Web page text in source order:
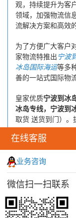
观，持续提升为客
领域，加强物流信
流解决方案和高效
为了方便广大客户
家物流特推出宁波
冰岛国际海运等多
善的一站式国际物
皇家优质宁波到冰
冰岛专线，宁波到
取货 送货到门）。
宁波到冰岛物流专
宁波到冰岛物流专
在线客服
业务咨询
微信扫一扫联系